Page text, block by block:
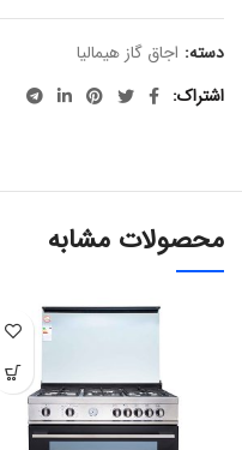
دسته: اجاق گاز هیمالیا
اشتراک
محصولات مشابه